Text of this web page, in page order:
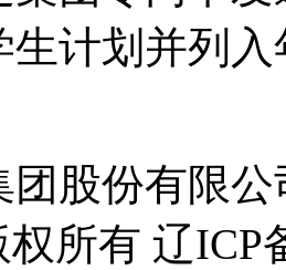
生计划并列
团股份有限
所有 辽ICP